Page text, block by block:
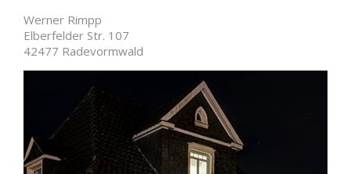
Werner Rimpp
Elber­felder Str. 107
42477 Radevormwald